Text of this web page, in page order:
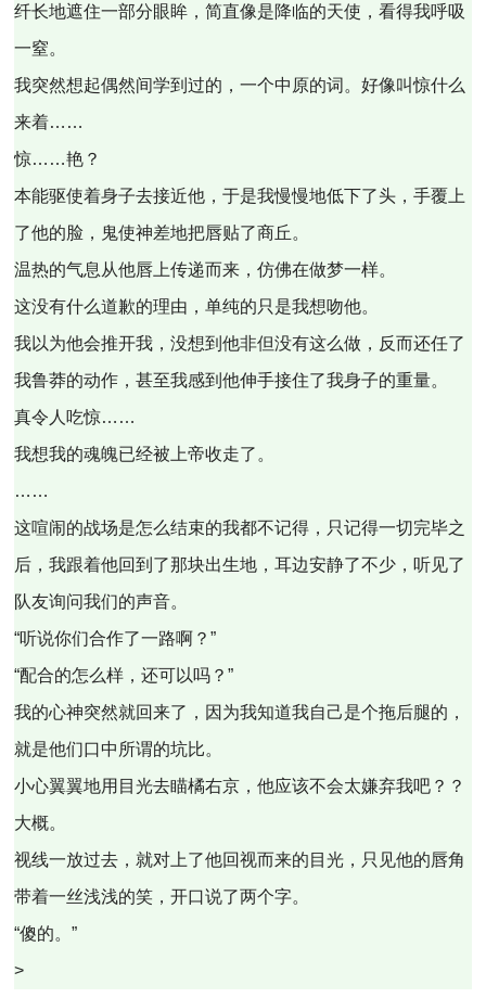
纤长地遮住一部分眼眸，简直像是降临的天使，看得我呼吸
一窒。
我突然想起偶然间学到过的，一个中原的词。好像叫惊什么
来着……
惊……艳？
本能驱使着身子去接近他，于是我慢慢地低下了头，手覆上
了他的脸，鬼使神差地把唇贴了商丘。
温热的气息从他唇上传递而来，仿佛在做梦一样。
这没有什么道歉的理由，单纯的只是我想吻他。
我以为他会推开我，没想到他非但没有这么做，反而还任了
我鲁莽的动作，甚至我感到他伸手接住了我身子的重量。
真令人吃惊……
我想我的魂魄已经被上帝收走了。
……
这喧闹的战场是怎么结束的我都不记得，只记得一切完毕之
后，我跟着他回到了那块出生地，耳边安静了不少，听见了
队友询问我们的声音。
“听说你们合作了一路啊？”
“配合的怎么样，还可以吗？”
我的心神突然就回来了，因为我知道我自己是个拖后腿的，
就是他们口中所谓的坑比。
小心翼翼地用目光去瞄橘右京，他应该不会太嫌弃我吧？？
大概。
视线一放过去，就对上了他回视而来的目光，只见他的唇角
带着一丝浅浅的笑，开口说了两个字。
“傻的。”
>